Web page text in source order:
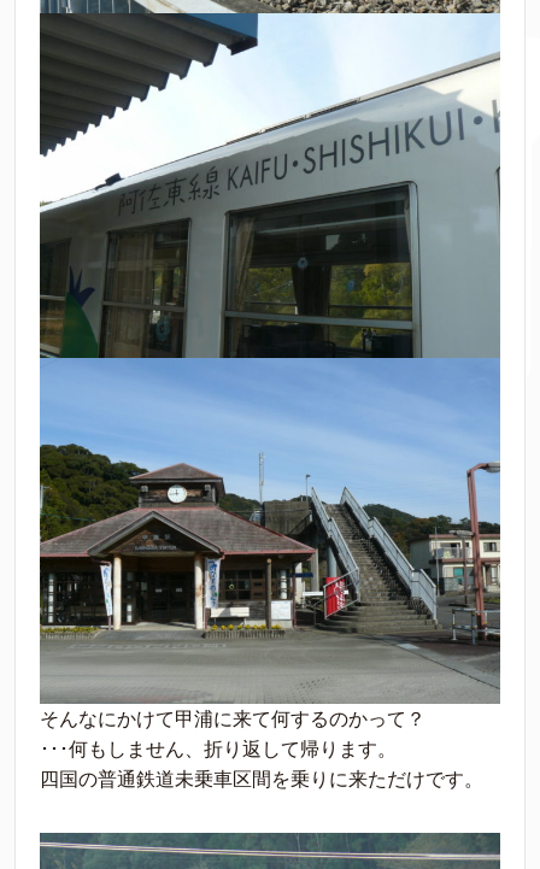
そんなにかけて甲浦に来て何するのかって？
･･･何もしません、折り返して帰ります。
四国の普通鉄道未乗車区間を乗りに来ただけです。